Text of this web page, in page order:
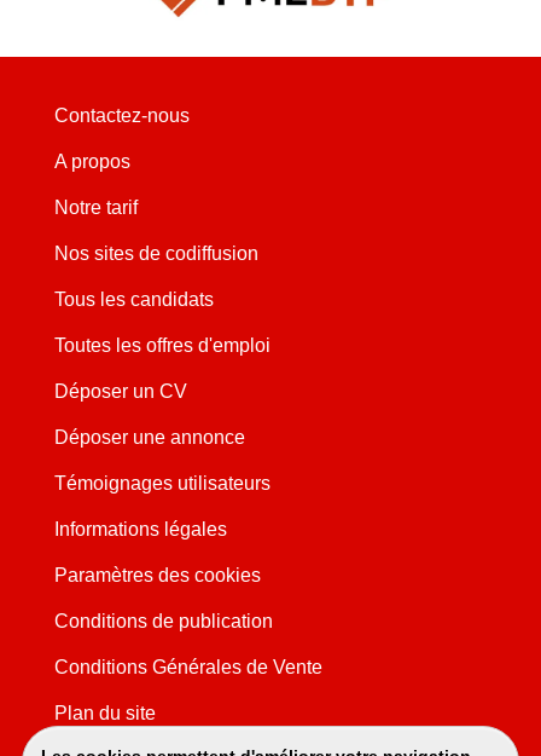
Contactez-nous
A propos
Notre tarif
Nos sites de codiffusion
Tous les candidats
Toutes les offres d'emploi
Déposer un CV
Déposer une annonce
Témoignages utilisateurs
Informations légales
Paramètres des cookies
Conditions de publication
Conditions Générales de Vente
Plan du site